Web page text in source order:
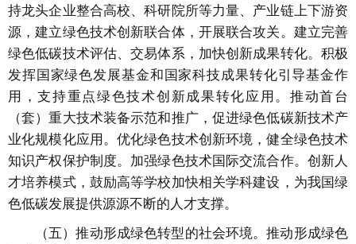
持龙头企业整合高校、科研院所等力量、产业链上下游资
源，建立绿色技术创新联合体，开展联合攻关。建立完善
绿色低碳技术评估、交易体系，加快创新成果转化。积极
发挥国家绿色发展基金和国家科技成果转化引导基金作
用，支持重点绿色技术创新成果转化应用。推动首台
（套）重大技术装备示范和推广，促进绿色低碳新技术产
业化规模化应用。优化绿色技术创新环境，健全绿色技术
知识产权保护制度。加强绿色技术国际交流合作。创新人
才培养模式，鼓励高等学校加快相关学科建设，为我国绿
色低碳发展提供源源不断的人才支撑。
（五）推动形成绿色转型的社会环境。推动形成绿色